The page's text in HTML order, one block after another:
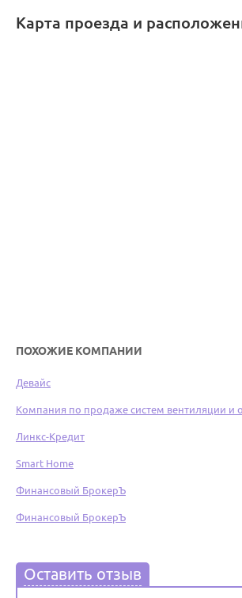
Карта проезда и
ПОХОЖИЕ КОМПАНИИ
Девайс
Компания по продаже систем вентиляции и
Линкс-Кредит
Smart Home
Финансовый БрокерЪ
Финансовый БрокерЪ
Оставить отзыв